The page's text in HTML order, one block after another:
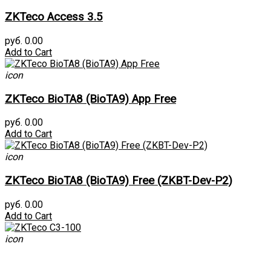
ZKTeco Access 3.5
руб. 0.00
Add to Cart
icon
ZKTeco BioTA8 (BioTA9) App Free
руб. 0.00
Add to Cart
icon
ZKTeco BioTA8 (BioTA9) Free (ZKBT-Dev-P2)
руб. 0.00
Add to Cart
icon